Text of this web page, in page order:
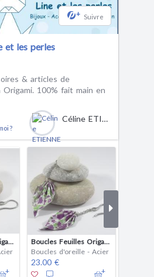
+ Suivre
et les perles
& articles de
100% fait main en
?
Céline ETIENNE
Boucles Feuilles Origami noir pailleté
Boucles Feuilles Origami fuchsia avec pois multicolores
Boucles d'oreille - Acier
23.00 €